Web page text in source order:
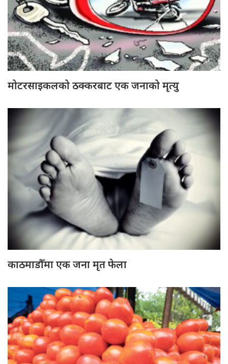
मोटरसाइकलको ठक्करबाट एक जनाको मृत्यु
काठमाडौँमा एक जना मृत फेला